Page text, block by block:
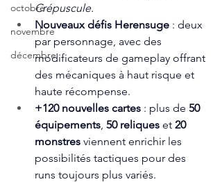
octobre
novembre
décembre
Crépuscule.
Nouveaux défis Herensuge : deux
par personnage, avec des
modificateurs de gameplay offrant
des mécaniques à haut risque et
haute récompense.
+120 nouvelles cartes : plus de 50
équipements 50 reliques et 20
monstres viennent enrichir les
possibilités tactiques pour des
runs toujours plus variés.